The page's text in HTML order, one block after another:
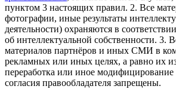
пунктом 3 настоящих правил. 2. Все
фотографии, иные результаты
деятельности) охраняются в
об интеллектуальной собственности. 3.
материалов партнёров и иных СМИ в
рекламных или иных целях, а равно их
переработка или иное модифицирование
согласия правообладателя запрещены.